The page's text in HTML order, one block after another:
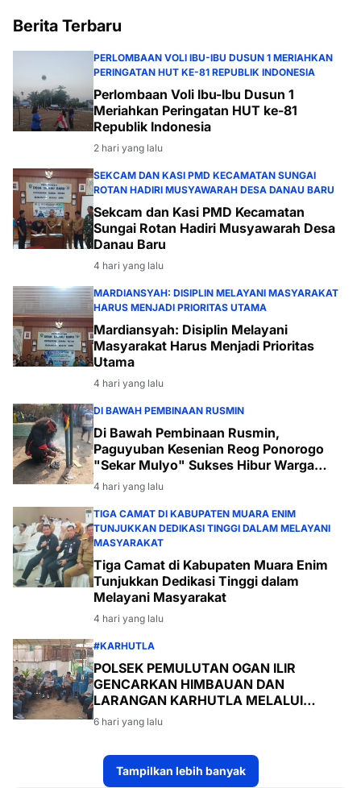
Berita Terbaru
PERLOMBAAN VOLI IBU-IBU DUSUN 1 MERIAHKAN
PERINGATAN HUT KE-81 REPUBLIK INDONESIA
Perlombaan Voli Ibu-Ibu Dusun 1
Meriahkan Peringatan HUT ke-81
Republik Indonesia
2 hari yang lalu
SEKCAM DAN KASI PMD KECAMATAN SUNGAI
ROTAN HADIRI MUSYAWARAH DESA DANAU BARU
Sekcam dan Kasi PMD Kecamatan
Sungai Rotan Hadiri Musyawarah Desa
Danau Baru
4 hari yang lalu
MARDIANSYAH: DISIPLIN MELAYANI MASYARAKAT
HARUS MENJADI PRIORITAS UTAMA
Mardiansyah: Disiplin Melayani
Masyarakat Harus Menjadi Prioritas
Utama
4 hari yang lalu
DI BAWAH PEMBINAAN RUSMIN
Di Bawah Pembinaan Rusmin,
Paguyuban Kesenian Reog Ponorogo
"Sekar Mulyo" Sukses Hibur Warga
Desa Payabakal
4 hari yang lalu
TIGA CAMAT DI KABUPATEN MUARA ENIM
TUNJUKKAN DEDIKASI TINGGI DALAM MELAYANI
MASYARAKAT
Tiga Camat di Kabupaten Muara Enim
Tunjukkan Dedikasi Tinggi dalam
Melayani Masyarakat
4 hari yang lalu
#KARHUTLA
POLSEK PEMULUTAN OGAN ILIR
GENCARKAN HIMBAUAN DAN
LARANGAN KARHUTLA MELALUI
PROGRAM TSKD (TOURING SAMBANG
KE DESA-DESA
6 hari yang lalu
Tampilkan lebih banyak